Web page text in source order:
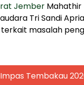
Jember
Tri Sandi
masalah
Tembakau